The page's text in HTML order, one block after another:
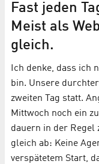
Fast jeden
Meist als
gleich.
Ich denke, dass ich
bin. Unsere
zweiten Tag statt.
Mittwoch noch ein
dauern in der Regel
gleich ab: Keine
verspätetem Start,